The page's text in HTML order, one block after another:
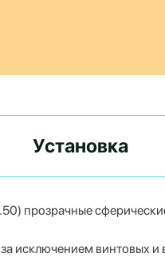
Установка
прозрачные
исключением винтовых и